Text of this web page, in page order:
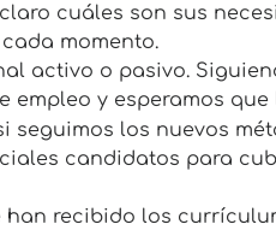
cuáles son sus
momento.
activo o pasivo.
empleo y esperamos
seguimos los nuevos
candidatos para
han recibido los